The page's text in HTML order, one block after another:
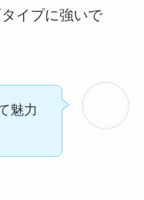
イプに強いで
魅力